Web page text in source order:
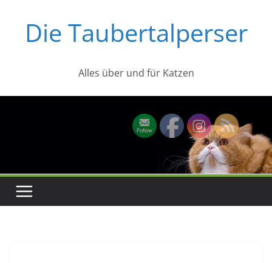
springenDie Taubertalperser
Alles über und für Katzen